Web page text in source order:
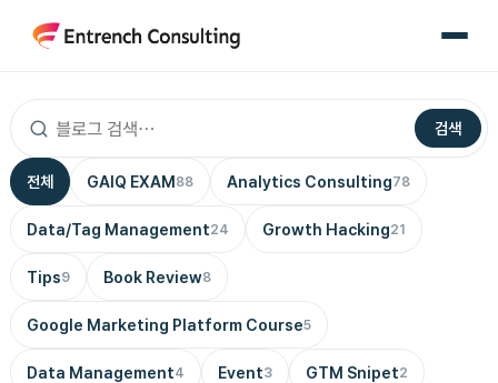
츠
건
너
뛰
기
검색
전체 GAIQ EXAM88 Analytics Consulting78
Data/Tag Management24 Growth Hacking21
Tips9 Book Review8
Google Marketing Platform Course5
Data Management4 Event3 GTM Snipet2